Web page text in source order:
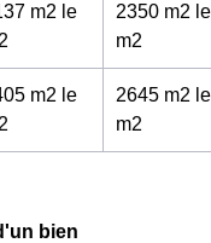
m2 le
2
2350 m2 le
m2
m2 le
2
2645 m2 le
m2
bien